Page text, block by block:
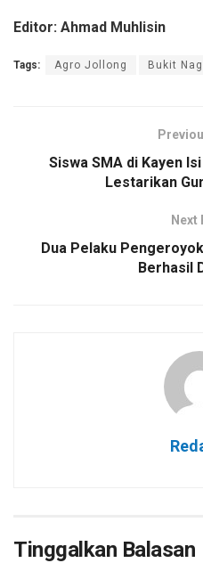
Editor: Ahmad Muhlisin
Tags: Agro Jollong Bukit
Siswa SMA di Kayen
Lestarikan
Next
Dua Pelaku
Berhasil
Tinggalkan Balasan